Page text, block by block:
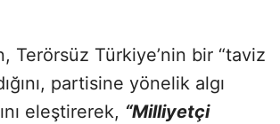
Terörsüz Türkiye’nin bir “taviz
partisine yönelik algı
eleştirerek, “Milliyetçi